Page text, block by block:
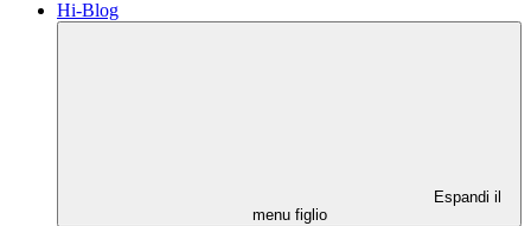
Hi-Blog
Espandi il
menu figlio